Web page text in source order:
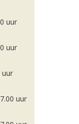
uur
uur
uur
uur